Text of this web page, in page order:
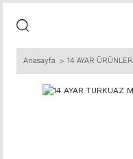
Anasayfa 14 AYAR ÜRÜNLER